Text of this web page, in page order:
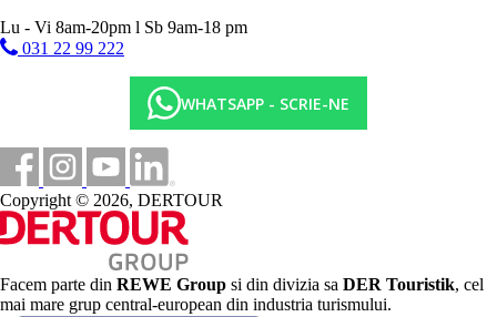
Wellness
Gratuit:baie turceasca, sauna
Contra cost:
Gratuit:Wifi in hol
Contra cost:Wifi in camera
Categoria oficiala
5 stele
Distanţe
10 km
Centrul orasului
Lu - Vi 8am-20pm l Sb 9am-18 pm
031 22 99 222
WHATSAPP - SCRIE-NE
Copyright © 2026, DERTOUR
Facem parte din REWE Group si din divizia sa DER Touristik, cel
mai mare grup central-european din industria turismului.